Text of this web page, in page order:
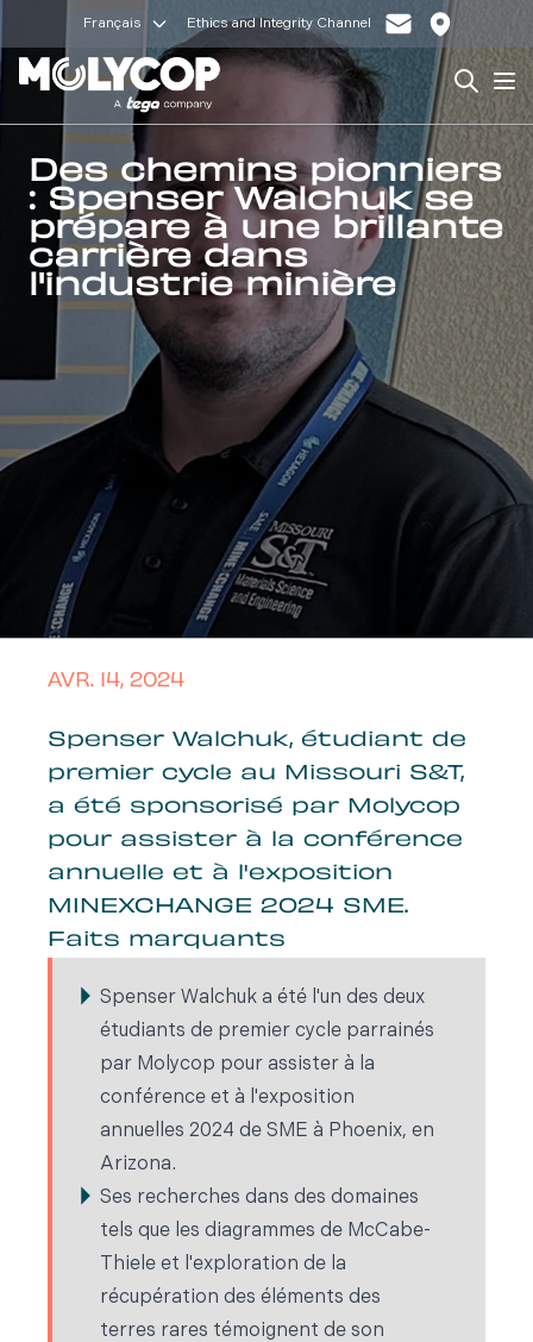
Français Ethics and Integrity Channel
Search
Des chemins pionniers
: Spenser Walchuk se
prépare à une brillante
carrière dans
l'industrie minière
AVR. 14, 2024
Spenser Walchuk, étudiant de
premier cycle au Missouri S&T,
a été sponsorisé par Molycop
pour assister à la conférence
annuelle et à l'exposition
MINEXCHANGE 2024 SME.
Faits marquants
Spenser Walchuk a été l'un des deux
étudiants de premier cycle parrainés
par Molycop pour assister à la
conférence et à l'exposition
annuelles 2024 de SME à Phoenix, en
Arizona.
Ses recherches dans des domaines
tels que les diagrammes de McCabe-
Thiele et l'exploration de la
récupération des éléments des
terres rares témoignent de son